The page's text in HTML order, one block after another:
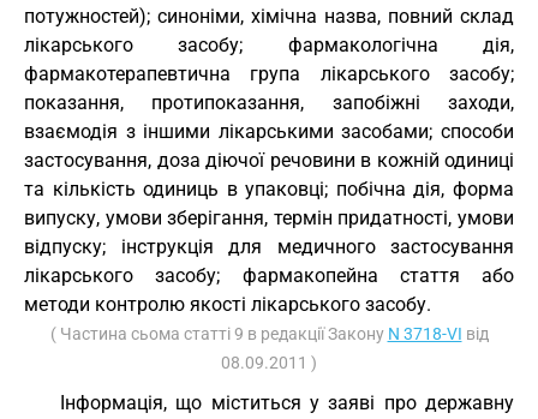
потужностей); синоніми, хімічна назва, повний склад
лікарського засобу; фармакологічна дія,
фармакотерапевтична група лікарського засобу;
показання, протипоказання, запобіжні заходи,
взаємодія з іншими лікарськими засобами; способи
застосування, доза діючої речовини в кожній одиниці
та кількість одиниць в упаковці; побічна дія, форма
випуску, умови зберігання, термін придатності, умови
відпуску; інструкція для медичного застосування
лікарського засобу; фармакопейна стаття або
методи контролю якості лікарського засобу.
( Частина сьома статті 9 в редакції Закону N 3718-VI від
08.09.2011 )
Інформація, що міститься у заяві про державну